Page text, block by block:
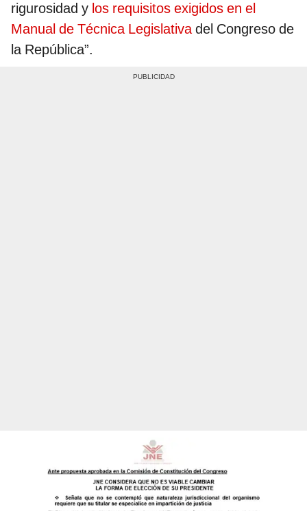
rigurosidad y los requisitos exigidos en el
Manual de Técnica Legislativadel Congreso de
la República”.